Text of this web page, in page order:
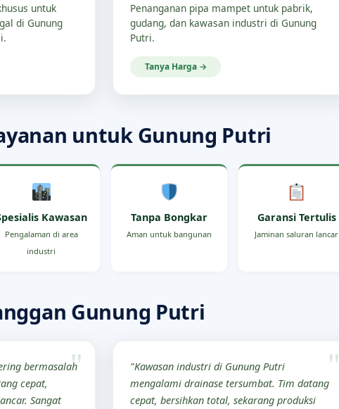
untuk
di Gunung
Penanganan pipa mampet untuk pabrik,
gudang, dan kawasan industri di Gunung
Putri.
Tanya Harga →
untuk Gunung Putri
Kawasan
Pengalaman di area
industri
Tanpa Bongkar
Aman untuk bangunan
Garansi Tertulis
Jaminan saluran lancar
Gunung Putri
bermasalah
cepat,
Sangat
"Kawasan industri di Gunung Putri
mengalami drainase tersumbat. Tim datang
cepat, bersihkan total, sekarang produksi